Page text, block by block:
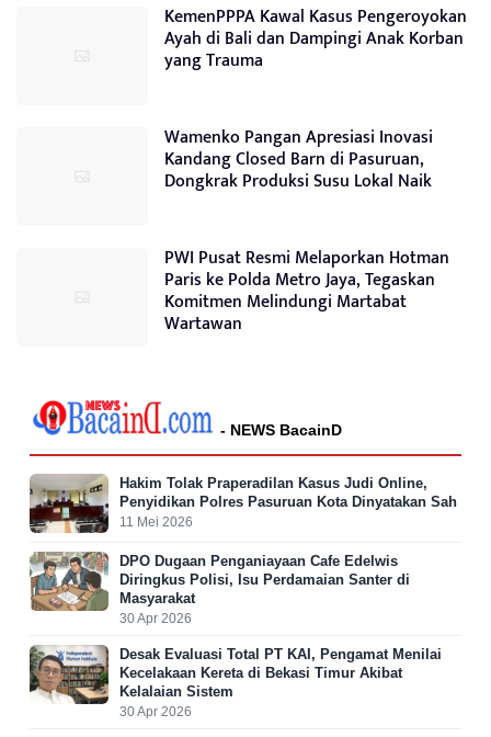
KemenPPPA Kawal Kasus Pengeroyokan
Ayah di Bali dan Dampingi Anak Korban
yang Trauma
Wamenko Pangan Apresiasi Inovasi
Kandang Closed Barn di Pasuruan,
Dongkrak Produksi Susu Lokal Naik
PWI Pusat Resmi Melaporkan Hotman
Paris ke Polda Metro Jaya, Tegaskan
Komitmen Melindungi Martabat
Wartawan
- NEWS BacainD
Hakim Tolak Praperadilan Kasus Judi Online,
Penyidikan Polres Pasuruan Kota Dinyatakan Sah
11 Mei 2026
DPO Dugaan Penganiayaan Cafe Edelwis
Diringkus Polisi, Isu Perdamaian Santer di
Masyarakat
30 Apr 2026
Desak Evaluasi Total PT KAI, Pengamat Menilai
Kecelakaan Kereta di Bekasi Timur Akibat
Kelalaian Sistem
30 Apr 2026